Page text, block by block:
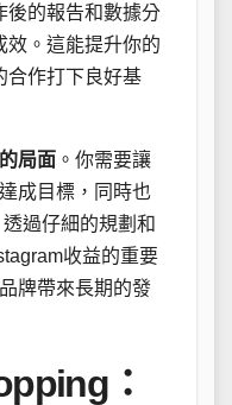
後的報告和數據分
效。這能提升你的
合作打下良好基
局面 。你需要讓
成目標，同時也
過仔細的規劃和
收益的重要
牌帶來長期的發
：